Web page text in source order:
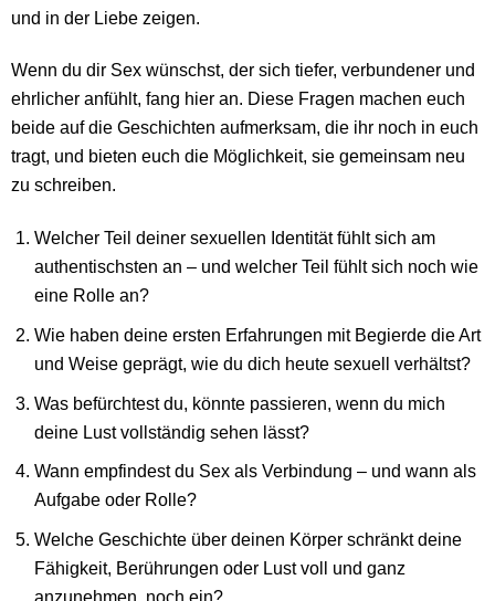
und in der Liebe zeigen.
Wenn du dir Sex wünschst, der sich tiefer, verbundener und
ehrlicher anfühlt, fang hier an. Diese Fragen machen euch
beide auf die Geschichten aufmerksam, die ihr noch in euch
tragt, und bieten euch die Möglichkeit, sie gemeinsam neu
zu schreiben.
Welcher Teil deiner sexuellen Identität fühlt sich am
authentischsten an – und welcher Teil fühlt sich noch wie
eine Rolle an?
Wie haben deine ersten Erfahrungen mit Begierde die Art
und Weise geprägt, wie du dich heute sexuell verhältst?
Was befürchtest du, könnte passieren, wenn du mich
deine Lust vollständig sehen lässt?
Wann empfindest du Sex als Verbindung – und wann als
Aufgabe oder Rolle?
Welche Geschichte über deinen Körper schränkt deine
Fähigkeit, Berührungen oder Lust voll und ganz
anzunehmen, noch ein?